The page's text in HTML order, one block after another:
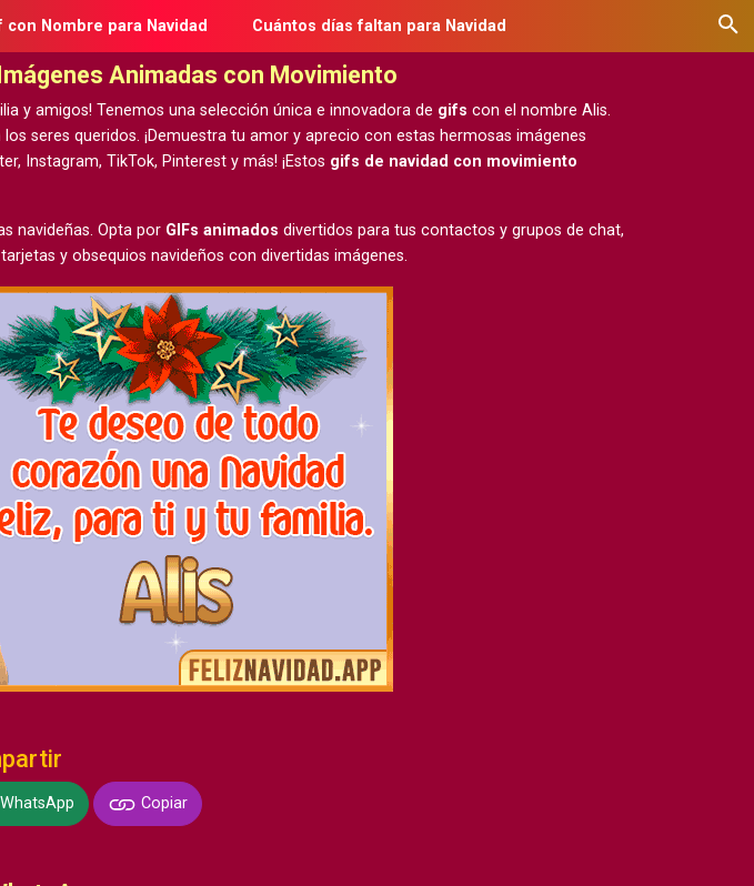
con Nombre para Navidad Cuántos días faltan para Navidad
Animadas con Movimiento
y amigos! Tenemos una selección única e innovadora de gifs con el nombre Alis.
seres queridos. ¡Demuestra tu amor y aprecio con estas hermosas imágenes
Instagram, TikTok, Pinterest y más! ¡Estos gifs de navidad con movimiento
navideñas. Opta por GIFs animados divertidos para tus contactos y grupos de chat,
y obsequios navideños con divertidas imágenes.
Copiar